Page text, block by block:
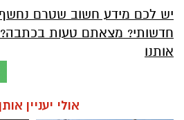
יש לכם מידע חשוב שטרם
חדשותי? מצאתם טעות
אותנו
אולי יעניין